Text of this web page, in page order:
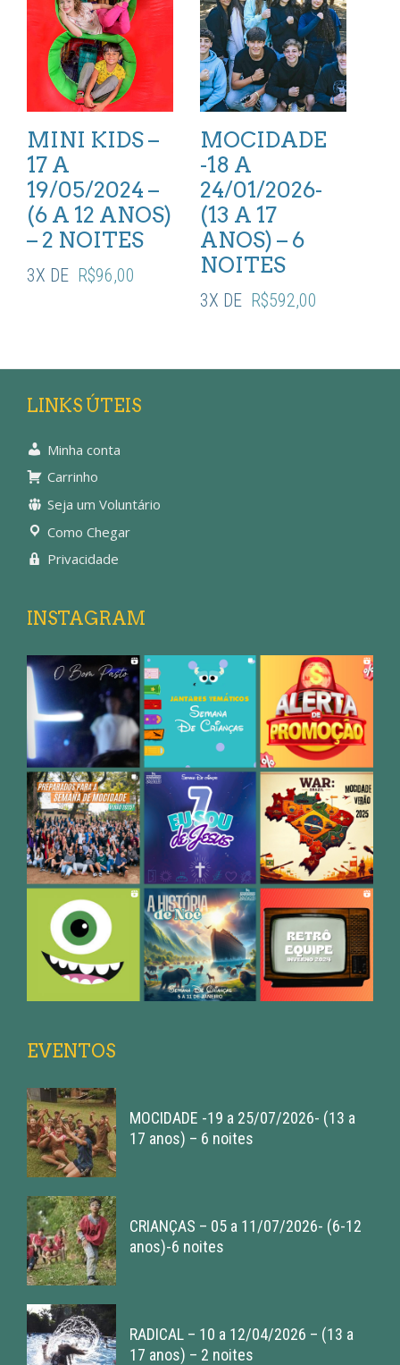
MINI KIDS –
17 A
19/05/2024 –
(6 A 12 ANOS)
– 2 NOITES
3X DE R$96,00
MOCIDADE
-18 A
24/01/2026-
(13 A 17
ANOS) – 6
NOITES
3X DE R$592,00
LINKS ÚTEIS
Minha conta
Carrinho
Seja um Voluntário
Como Chegar
Privacidade
INSTAGRAM
EVENTOS
MOCIDADE -19 a 25/07/2026- (13 a
17 anos) – 6 noites
CRIANÇAS – 05 a 11/07/2026- (6-12
anos)-6 noites
RADICAL – 10 a 12/04/2026 – (13 a
17 anos) – 2 noites